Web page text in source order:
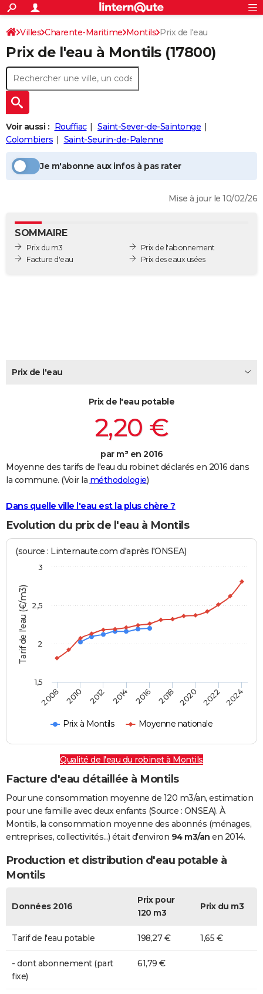
ACTUALITÉS
Politique
Société
Faits Divers
Education
Monde
Villes
+
SPORT
Coupe du monde 2026
Football
Tennis
Cyclisme
Rugby
Forum
Programme TV
TNTStreaming
Cinéma
Sorties cinéma
Musique
Retraite
Impôts
Epargne
Immobilier
Risques naturels par ville
Banque
Assurance
Crédit
AUTO
Essais
Réserver un essai
Citadines
Berlines
SUV
Forum auto
+
Mobiles
Meilleur smartphone
Internet
Ordinateurs
Jeux vidéo
Guide high-tech
+BRICOLAGE
Forum
Aménagement intérieur
Extérieur
Cuisine
Salle de bains
Jardinage
Rangement
+WEEK-END
Art de vivre
Bien-être
Loisirs
Mode
Modes de vie
SANTE
Alimentation
Guide de la santé
Maladies
Médicaments
Sommeil
VOYAGE
Carte de Noël
Carte Bonne année
Carte Saint-Valentin
Carte Pâques
Carte d'anniversaire
DICTIONNAIRE
FORUM
Rechercher
S'inscrire
Connexion
Villes Charente-Maritime Montils Prix de l'eau
Prix de l'eau à Montils(17800)
Voir aussi : Rouffiac
Saint-Sever-de-Saintonge
Colombiers
Saint-Seurin-de-Palenne
Je m'abonne aux infos à pas rater
Mise à jour le 10/02/26
SOMMAIRE
Prix du m3
Facture d'eau
Prix de l'abonnement
Prix des eaux usées
Prix de l'eau
Prix de l'eau potable
2,20 €
par m³ en 2016
Moyenne des tarifs de l'eau du robinet déclarés en 2016 dans
la commune. (Voir la méthodologie)
Dans quelle ville l'eau est la plus chère ?
Evolution du prix de l'eau à Montils
Tarif de l'eau (€/m3)
(source : Linternaute.com d'après l'ONSEA)
Prix à Montils Moyenne nationale
2008 2010 2012 2014 2016 2018 2020 2022 2024
2
2,5
3
1,5
Qualité de l'eau du robinet à Montils
Facture d'eau détaillée à Montils
Pour une consommation moyenne de 120 m3/an, estimation
pour une famille avec deux enfants (Source : ONSEA). À
Montils, la consommation moyenne des abonnés (ménages,
entreprises, collectivités...) était d'environ 94 m3/an en 2014.
Production et distribution d'eau potable à
Montils
Données 2016
Prix pour
120 m3
Prix du m3
Tarif de l'eau potable 198,27 € 1,65 €
- dont abonnement (part
fixe)
61,79 €